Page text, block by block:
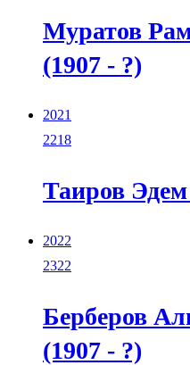
Муратов
(1907 - ?)
2021
2218
Таиров Эдем
2022
2322
Берберов
(1907 - ?)